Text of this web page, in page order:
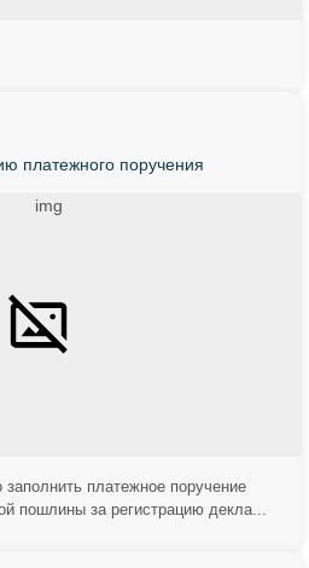
платежного поручения
платежное поручение
пошлины за регистрацию декла...